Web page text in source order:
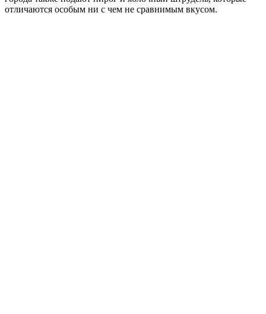
отличаются особым ни с чем не сравнимым вкусом.